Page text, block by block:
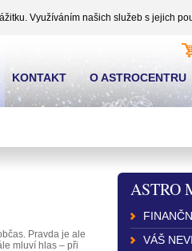
Využíváním našich služeb s jejich
Pravda je ale
mluví hlas – při
ASTRO
VÁŠ
KONTAKT O ASTROCENTRU